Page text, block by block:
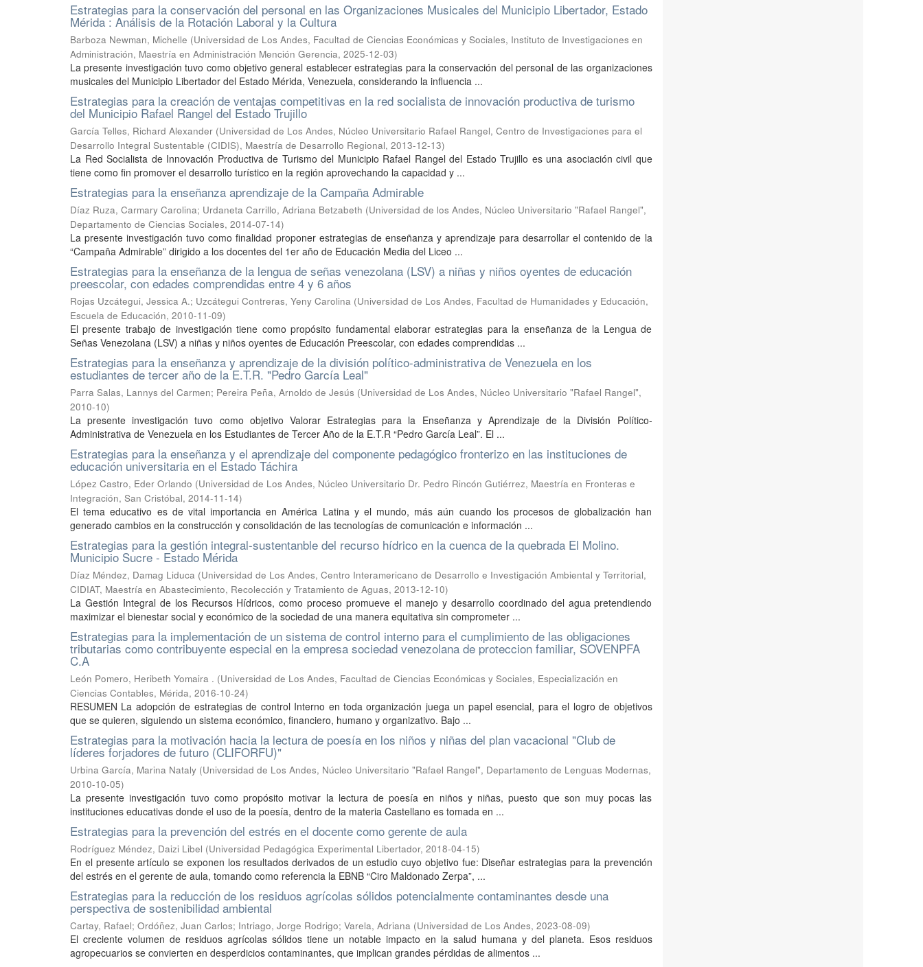
Estrategias para la conservación del personal en las Organizaciones Musicales del Municipio Libertador, Estado
Mérida : Análisis de la Rotación Laboral y la Cultura
Barboza Newman, Michelle (Universidad de Los Andes, Facultad de Ciencias Económicas y Sociales, Instituto de Investigaciones en
Administración, Maestría en Administración Mención Gerencia, 2025-12-03)
La presente investigación tuvo como objetivo general establecer estrategias para la conservación del personal de las organizaciones
musicales del Municipio Libertador del Estado Mérida, Venezuela, considerando la influencia ...
Estrategias para la creación de ventajas competitivas en la red socialista de innovación productiva de turismo
del Municipio Rafael Rangel del Estado Trujillo
García Telles, Richard Alexander (Universidad de Los Andes, Núcleo Universitario Rafael Rangel, Centro de Investigaciones para el
Desarrollo Integral Sustentable (CIDIS), Maestría de Desarrollo Regional, 2013-12-13)
La Red Socialista de Innovación Productiva de Turismo del Municipio Rafael Rangel del Estado Trujillo es una asociación civil que
tiene como fin promover el desarrollo turístico en la región aprovechando la capacidad y ...
Estrategias para la enseñanza aprendizaje de la Campaña Admirable
Díaz Ruza, Carmary Carolina; Urdaneta Carrillo, Adriana Betzabeth (Universidad de los Andes, Núcleo Universitario "Rafael Rangel",
Departamento de Ciencias Sociales, 2014-07-14)
La presente investigación tuvo como finalidad proponer estrategias de enseñanza y aprendizaje para desarrollar el contenido de la
“Campaña Admirable” dirigido a los docentes del 1er año de Educación Media del Liceo ...
Estrategias para la enseñanza de la lengua de señas venezolana (LSV) a niñas y niños oyentes de educación
preescolar, con edades comprendidas entre 4 y 6 años
Rojas Uzcátegui, Jessica A.; Uzcátegui Contreras, Yeny Carolina (Universidad de Los Andes, Facultad de Humanidades y Educación,
Escuela de Educación, 2010-11-09)
El presente trabajo de investigación tiene como propósito fundamental elaborar estrategias para la enseñanza de la Lengua de
Señas Venezolana (LSV) a niñas y niños oyentes de Educación Preescolar, con edades comprendidas ...
Estrategias para la enseñanza y aprendizaje de la división político-administrativa de Venezuela en los
estudiantes de tercer año de la E.T.R. "Pedro García Leal"
Parra Salas, Lannys del Carmen; Pereira Peña, Arnoldo de Jesús (Universidad de Los Andes, Núcleo Universitario "Rafael Rangel",
2010-10)
La presente investigación tuvo como objetivo Valorar Estrategias para la Enseñanza y Aprendizaje de la División Político-
Administrativa de Venezuela en los Estudiantes de Tercer Año de la E.T.R “Pedro García Leal”. El ...
Estrategias para la enseñanza y el aprendizaje del componente pedagógico fronterizo en las instituciones de
educación universitaria en el Estado Táchira
López Castro, Eder Orlando (Universidad de Los Andes, Núcleo Universitario Dr. Pedro Rincón Gutiérrez, Maestría en Fronteras e
Integración, San Cristóbal, 2014-11-14)
El tema educativo es de vital importancia en América Latina y el mundo, más aún cuando los procesos de globalización han
generado cambios en la construcción y consolidación de las tecnologías de comunicación e información ...
Estrategias para la gestión integral-sustentanble del recurso hídrico en la cuenca de la quebrada El Molino.
Municipio Sucre - Estado Mérida
Díaz Méndez, Damag Liduca (Universidad de Los Andes, Centro Interamericano de Desarrollo e Investigación Ambiental y Territorial,
CIDIAT, Maestría en Abastecimiento, Recolección y Tratamiento de Aguas, 2013-12-10)
La Gestión Integral de los Recursos Hídricos, como proceso promueve el manejo y desarrollo coordinado del agua pretendiendo
maximizar el bienestar social y económico de la sociedad de una manera equitativa sin comprometer ...
Estrategias para la implementación de un sistema de control interno para el cumplimiento de las obligaciones
tributarias como contribuyente especial en la empresa sociedad venezolana de proteccion familiar, SOVENPFA
C.A
León Pomero, Heribeth Yomaira . (Universidad de Los Andes, Facultad de Ciencias Económicas y Sociales, Especialización en
Ciencias Contables, Mérida, 2016-10-24)
RESUMEN La adopción de estrategias de control Interno en toda organización juega un papel esencial, para el logro de objetivos
que se quieren, siguiendo un sistema económico, financiero, humano y organizativo. Bajo ...
Estrategias para la motivación hacia la lectura de poesía en los niños y niñas del plan vacacional "Club de
líderes forjadores de futuro (CLIFORFU)"
Urbina García, Marina Nataly (Universidad de Los Andes, Núcleo Universitario "Rafael Rangel", Departamento de Lenguas Modernas,
2010-10-05)
La presente investigación tuvo como propósito motivar la lectura de poesía en niños y niñas, puesto que son muy pocas las
instituciones educativas donde el uso de la poesía, dentro de la materia Castellano es tomada en ...
Estrategias para la prevención del estrés en el docente como gerente de aula
Rodríguez Méndez, Daizi Libel (Universidad Pedagógica Experimental Libertador, 2018-04-15)
En el presente artículo se exponen los resultados derivados de un estudio cuyo objetivo fue: Diseñar estrategias para la prevención
del estrés en el gerente de aula, tomando como referencia la EBNB “Ciro Maldonado Zerpa”, ...
Estrategias para la reducción de los residuos agrícolas sólidos potencialmente contaminantes desde una
perspectiva de sostenibilidad ambiental
Cartay, Rafael; Ordóñez, Juan Carlos; Intriago, Jorge Rodrigo; Varela, Adriana (Universidad de Los Andes, 2023-08-09)
El creciente volumen de residuos agrícolas sólidos tiene un notable impacto en la salud humana y del planeta. Esos residuos
agropecuarios se convierten en desperdicios contaminantes, que implican grandes pérdidas de alimentos ...